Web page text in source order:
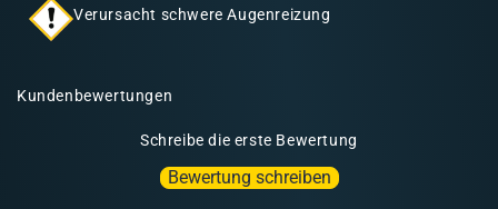
Verursacht schwere Augenreizung
Kundenbewertungen
Schreibe die erste Bewertung
Bewertung schreiben